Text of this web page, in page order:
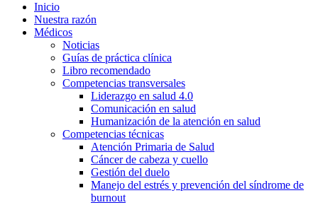
Inicio
Nuestra razón
Médicos
Noticias
Guías de práctica clínica
Libro recomendado
Competencias transversales
Liderazgo en salud 4.0
Comunicación en salud
Humanización de la atención en salud
Competencias técnicas
Atención Primaria de Salud
Cáncer de cabeza y cuello
Gestión del duelo
Manejo del estrés y prevención del síndrome de
burnout